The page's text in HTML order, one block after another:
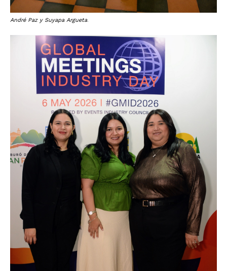
André Paz y Suyapa Argueta.